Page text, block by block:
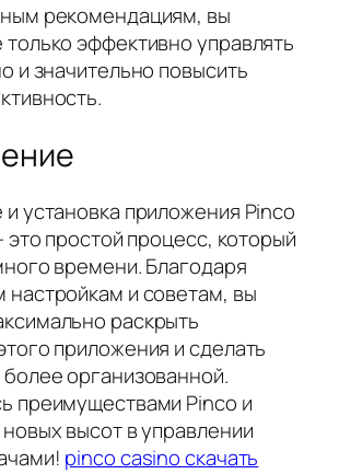
рекомендациям, вы
эффективно управлять
и значительно повысить
установка приложения Pinco
это простой процесс, который
времени. Благодаря
настройкам и советам, вы
раскрыть
приложения и сделать
организованной.
преимуществами Pinco и
высот в управлении
pinco casino скачать